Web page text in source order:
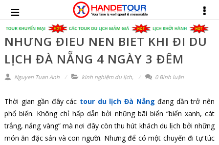
NHỮNG ĐIỀU NÊN BIẾT KHI ĐI DU
LỊCH ĐÀ NẴNG 4 NGÀY 3 ĐÊM
Nguyen Tuan Anh kinh nghiệm du lịch, 0 Bình luận
Thời gian gần đây các tour du lịch Đà Nẵng đang dần trở nên
phổ biến. Không chỉ hấp dẫn bởi những bãi biển “biển xanh, cát
trắng, nắng vàng” mà nơi đây còn thu hút khách du lịch bởi những
món ăn đặc sản và con người. Nhưng để có một chuyến đi tự túc